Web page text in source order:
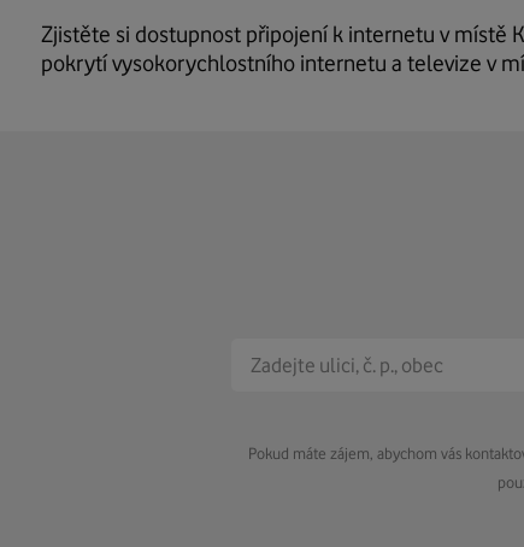
Zjistěte si dostupnost připojení k internetu v místě
pokrytí vysokorychlostního internetu a televize v
Pokud máte zájem, abychom vás